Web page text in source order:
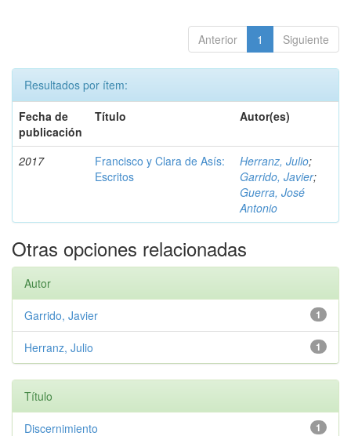
Anterior 1 Siguiente
Resultados por ítem:
Fecha de
publicación
Título Autor(es)
2017
Francisco y Clara de Asís:
Escritos
Herranz, Julio;
Garrido, Javier;
Guerra, José
Antonio
Otras opciones relacionadas
Autor
1
Garrido, Javier
1
Herranz, Julio
Título
1
Discernimiento